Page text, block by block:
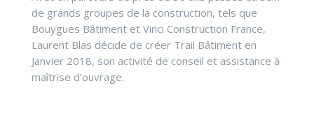
de grands groupes de la construction, tels que
Bouygues Bâtiment et Vinci Construction France,
Laurent Blas décide de créer Trail Bâtiment en
Janvier 2018, son activité de conseil et assistance à
maîtrise d’ouvrage.